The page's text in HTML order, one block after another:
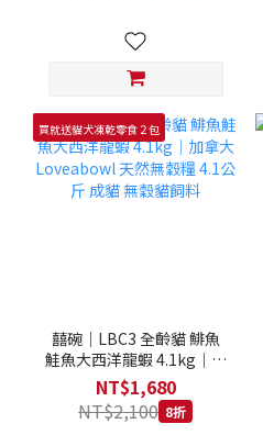
買就送貓犬凍乾零食２包
囍碗｜LBC3 全齡貓 鯡魚
鮭魚大西洋龍蝦 4.1kg｜加
拿大 Loveabowl 天然無穀
糧 4.1公斤 成貓 無穀貓飼
料
NT$1,680
NT$2,100 8折